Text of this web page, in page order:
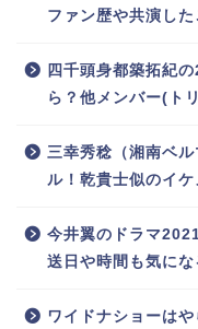
ファン歴や共演し
四千頭身都築拓紀
ら？他メンバー(ト
三幸秀稔（湘南ベ
ル！乾貴士似のイケ
今井翼のドラマ
送日や時間も気にな
ワイドナショーは